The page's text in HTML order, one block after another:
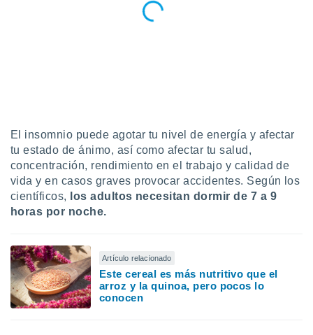
El insomnio puede agotar tu nivel de energía y afectar
tu estado de ánimo, así como afectar tu salud,
concentración, rendimiento en el trabajo y calidad de
vida y en casos graves provocar accidentes. Según los
científicos,
los adultos necesitan dormir de 7 a 9
horas por noche.
Artículo relacionado
Este cereal es más nutritivo que el
arroz y la quinoa, pero pocos lo
conocen